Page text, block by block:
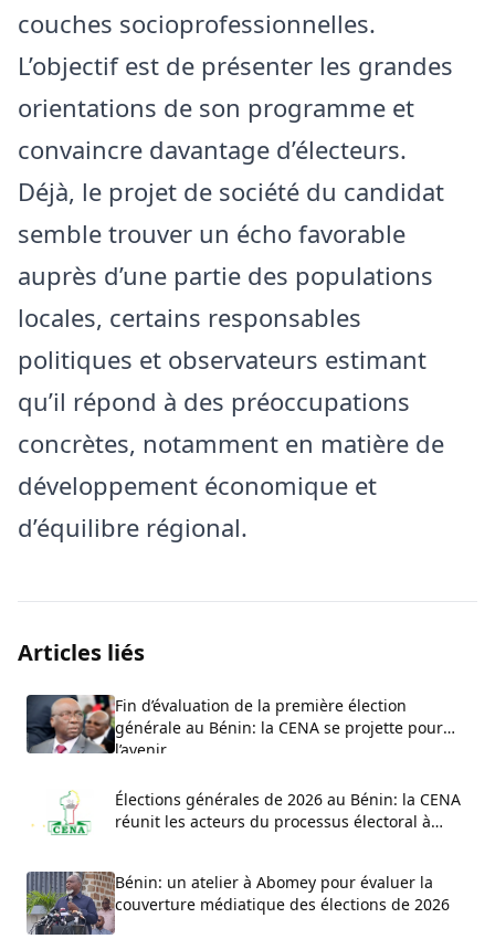
couches socioprofessionnelles.
L’objectif est de présenter les grandes
orientations de son programme et
convaincre davantage d’électeurs.
Déjà, le projet de société du candidat
semble trouver un écho favorable
auprès d’une partie des populations
locales, certains responsables
politiques et observateurs estimant
qu’il répond à des préoccupations
concrètes, notamment en matière de
développement économique et
d’équilibre régional.
Articles liés
Fin d’évaluation de la première élection
générale au Bénin: la CENA se projette pour
l’avenir
Élections générales de 2026 au Bénin: la CENA
réunit les acteurs du processus électoral à
Bénin: un atelier à Abomey pour évaluer la
couverture médiatique des élections de 2026